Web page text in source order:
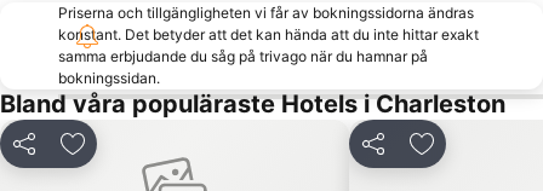
Priserna och tillgängligheten vi får av bokningssidorna ändras
konstant. Det betyder att det kan hända att du inte hittar exakt
samma erbjudande du såg på trivago när du hamnar på
bokningssidan.
Bland våra populäraste Hotels i Charleston
Dela Lägg till i Mina Favoriter Dela Lägg till i